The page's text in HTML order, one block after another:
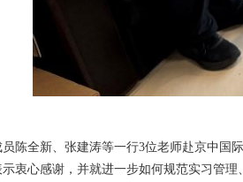
陈全新、张建涛等一行3位老师赴京中国
衷心感谢，并就进一步如何规范实习管理